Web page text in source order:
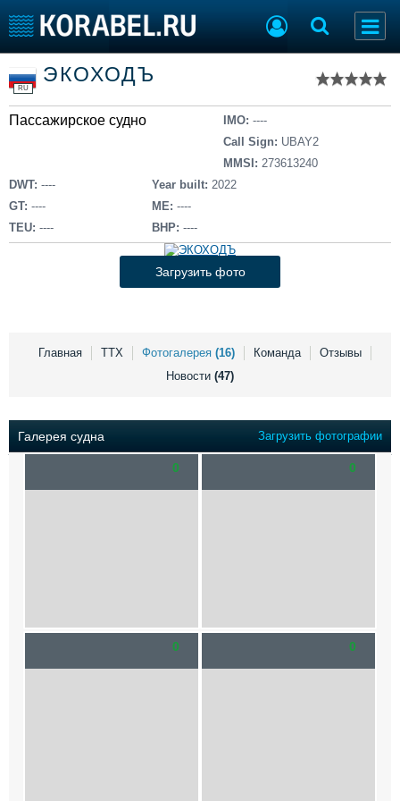
Тип судна
Добавить судно
Добавить проект
Последние 100
Пульс
Новости
Компании
Репутация
Торговая площадка
Доска объявлений
Продажа флота
Оборудование
Изделия
Материалы
Услуги
Личности
Словарь
Флот
Форум
Отзывы
RU
ЭКОХОДЪ
Пассажирское судно IMO: ----
Call Sign: UBAY2
MMSI: 273613240
DWT: ----
GT: ----
TEU: ----
Year built: 2022
ME: ----
BHP: ----
Загрузить фото
Главная ТТХ Фотогалерея (16) Команда
Отзывы
Новости (47)
Галерея судна Загрузить фотографии
0 0
0 0